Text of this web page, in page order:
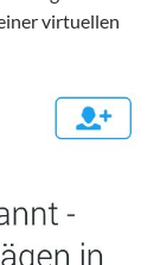
virtuellen